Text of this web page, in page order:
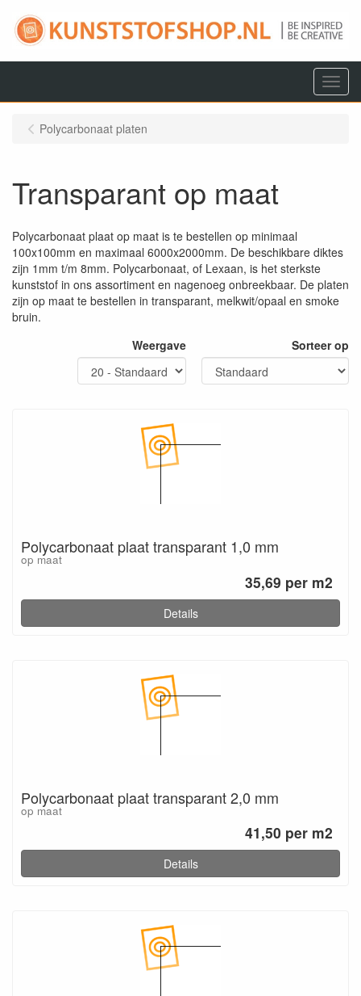
Menu
Polycarbonaat platen
Transparant op maat
Polycarbonaat plaat op maat is te bestellen op minimaal
100x100mm en maximaal 6000x2000mm. De beschikbare diktes
zijn 1mm t/m 8mm. Polycarbonaat, of Lexaan, is het sterkste
kunststof in ons assortiment en nagenoeg onbreekbaar. De platen
zijn op maat te bestellen in transparant, melkwit/opaal en smoke
bruin.
Weergave
Sorteer op
Polycarbonaat plaat transparant 1,0 mm
op maat
35,69 per m2
Details
Polycarbonaat plaat transparant 2,0 mm
op maat
41,50 per m2
Details